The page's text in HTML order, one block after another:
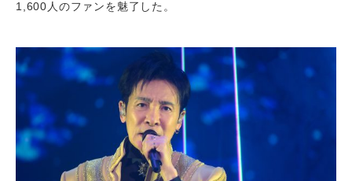
1,600人のファンを魅了した。